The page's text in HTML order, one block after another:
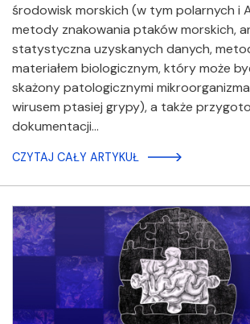
środowisk morskich (w tym polarnych i
metody znakowania ptaków morskich,
statystyczna uzyskanych danych,
materiałem biologicznym, który może
skażony patologicznymi
wirusem ptasiej grypy), a także
dokumentacji…
CZYTAJ CAŁY ARTYKUŁ